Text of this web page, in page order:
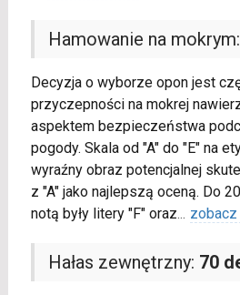
Hamowanie na mokrym:
Decyzja o wyborze opon jest
przyczepności na mokrej
aspektem bezpieczeństwa
pogody. Skala od "A" do "E" na
wyraźny obraz potencjalnej
z "A" jako najlepszą oceną. Do
notą były litery "F" oraz... zobacz
Hałas zewnętrzny: 70